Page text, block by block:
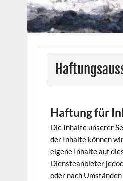
Haftung für
Die Inhalte unserer
der Inhalte können
eigene Inhalte auf
Diensteanbieter
oder nach